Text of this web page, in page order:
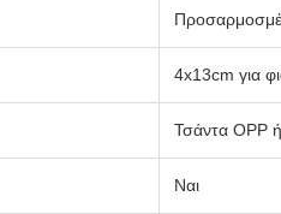
4x13cm για
Τσάντα OPP
Ναι